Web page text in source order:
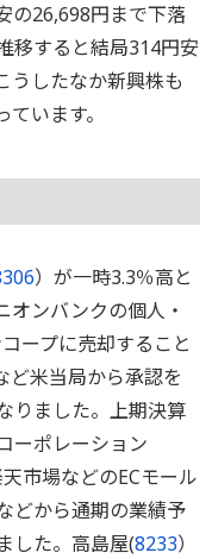
の26,698円まで下落
移すると結局314円安
うしたなか新興株も
います。
）が一時3.3％高と
オンバンクの個人・
ープに売却すること
ど米当局から承認を
りました。上期決算
ーポレーション
市場などのECモール
どから通期の業績予
した。高島屋(8233）